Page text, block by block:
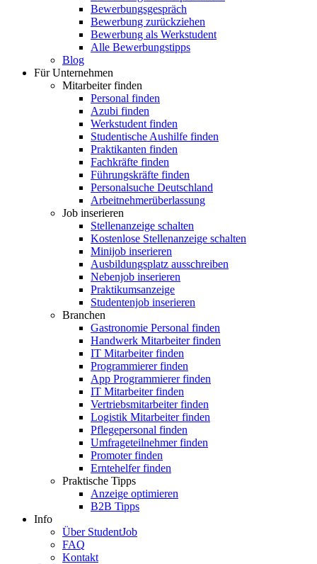
Bewerbungsgespräch
Bewerbung zurückziehen
Bewerbung als Werkstudent
Alle Bewerbungstipps
Blog
Für Unternehmen
Mitarbeiter finden
Personal finden
Azubi finden
Werkstudent finden
Studentische Aushilfe finden
Praktikanten finden
Fachkräfte finden
Führungskräfte finden
Personalsuche Deutschland
Arbeitnehmerüberlassung
Job inserieren
Stellenanzeige schalten
Kostenlose Stellenanzeige schalten
Minijob inserieren
Ausbildungsplatz ausschreiben
Nebenjob inserieren
Praktikumsanzeige
Studentenjob inserieren
Branchen
Gastronomie Personal finden
Handwerk Mitarbeiter finden
IT Mitarbeiter finden
Programmierer finden
App Programmierer finden
IT Mitarbeiter finden
Vertriebsmitarbeiter finden
Logistik Mitarbeiter finden
Pflegepersonal finden
Umfrageteilnehmer finden
Promoter finden
Erntehelfer finden
Praktische Tipps
Anzeige optimieren
B2B Tipps
Info
Über StudentJob
FAQ
Kontakt